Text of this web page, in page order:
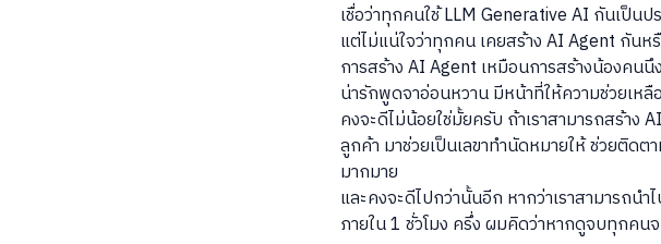
เชื่อว่าทุกคนใช้ LLM Generative AI กันเป็น
แต่ไม่แน่ใจว่าทุกคน เคยสร้าง AI Agent กันห
การสร้าง AI Agent เหมือนการสร้างน้องค
น่ารักพูดจาอ่อนหวาน มีหน้าที่ให้ความช่วยเห
คงจะดีไม่น้อยใช่มั้ยครับ ถ้าเราสามารถสร้า
ลูกค้า มาช่วยเป็นเลขาทำนัดหมายให้ ช่วยติด
มากมาย
และคงจะดีไปกว่านั้นอีก หากว่าเราสามารถน
ภายใน 1 ชั่วโมง ครึ่ง ผมคิดว่าหากดูจบทุกคน